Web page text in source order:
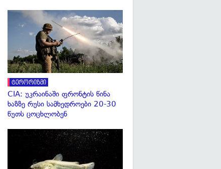
ტერორიზმი
CIA: უკრაინაში ფრონტის წინა
ხაზზე რუსი სამხედროები 20-30
წუთს ცოცხლობენ